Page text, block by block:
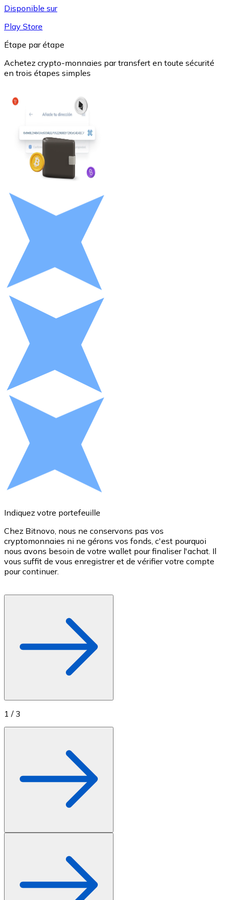
USD Coin
LTC
XRP
Coupons crypto
Acheter avec espèces
Virement SEPA
Ajoutez des fonds à votre compte Bitnovo ou
Acheter avec virement bancaire
Carte de crédit / débit
Acheter avec carte
Boutique - Cartes
Aller à la boutique de cartes-cadeaux
Disponible sur
Play Store
Étape par étape
Achetez crypto-monnaies par transfert en toute sécurité
en trois étapes simples
Indiquez votre portefeuille
Chez Bitnovo, nous ne conservons pas vos
cryptomonnaies ni ne gérons vos fonds, c'est pourquoi
nous avons besoin de votre wallet pour finaliser l'achat. Il
vous suffit de vous enregistrer et de vérifier votre compte
pour continuer.
1 / 3